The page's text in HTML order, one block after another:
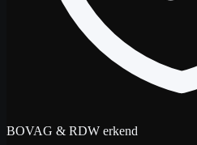
BOVAG & RDW erkend